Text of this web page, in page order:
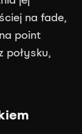
na fade,
point
połysku,